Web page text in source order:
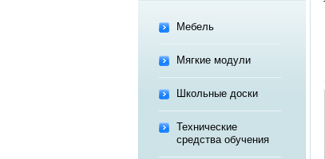
Мебель
Мягкие модули
Школьные доски
Технические
средства обучения